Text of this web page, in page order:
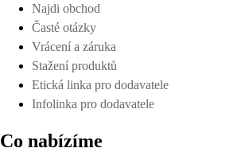
Najdi obchod
Časté otázky
Vrácení a záruka
Stažení produktů
Etická linka pro dodavatele
Infolinka pro dodavatele
Co nabízíme